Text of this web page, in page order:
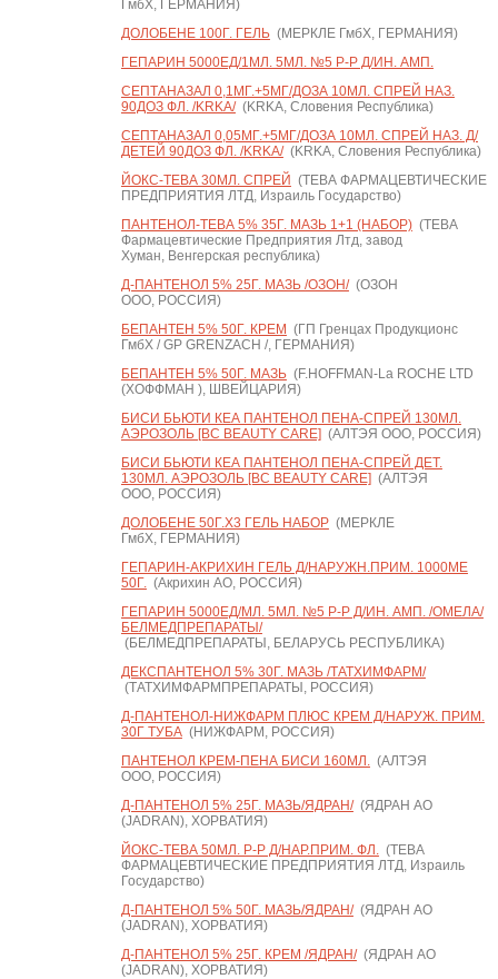
ГмбХ, ГЕРМАНИЯ)
ДОЛОБЕНЕ 100Г. ГЕЛЬ(МЕРКЛЕ ГмбХ, ГЕРМАНИЯ)
ГЕПАРИН 5000ЕД/1МЛ. 5МЛ. №5 Р-Р Д/ИН. АМП.
СЕПТАНАЗАЛ 0,1МГ.+5МГ/ДОЗА 10МЛ. СПРЕЙ НАЗ.
90ДОЗ ФЛ. /KRKA/(KRKA, Словения Республика)
СЕПТАНАЗАЛ 0,05МГ.+5МГ/ДОЗА 10МЛ. СПРЕЙ НАЗ. Д/
ДЕТЕЙ 90ДОЗ ФЛ. /KRKA/(KRKA, Словения Республика)
ЙОКС-ТЕВА 30МЛ. СПРЕЙ (ТЕВА ФАРМАЦЕВТИЧЕСКИЕ
ПРЕДПРИЯТИЯ ЛТД, Израиль Государство)
ПАНТЕНОЛ-ТЕВА 5% 35Г. МАЗЬ 1+1 (НАБОР)(ТЕВА
Фармацевтические Предприятия Лтд, завод
Хуман, Венгерская республика)
Д-ПАНТЕНОЛ 5% 25Г. МАЗЬ /ОЗОН/(ОЗОН
ООО, РОССИЯ)
БЕПАНТЕН 5% 50Г. КРЕМ (ГП Гренцах Продукционс
ГмбХ / GP GRENZACH /, ГЕРМАНИЯ)
БЕПАНТЕН 5% 50Г. МАЗЬ(F.HOFFMAN-La ROCHE LTD
(ХОФФМАН ), ШВЕЙЦАРИЯ)
БИСИ БЬЮТИ КЕА ПАНТЕНОЛ ПЕНА-СПРЕЙ 130МЛ.
АЭРОЗОЛЬ [BC BEAUTY CARE] (АЛТЭЯ ООО, РОССИЯ)
БИСИ БЬЮТИ КЕА ПАНТЕНОЛ ПЕНА-СПРЕЙ ДЕТ.
130МЛ. АЭРОЗОЛЬ [BC BEAUTY CARE] (АЛТЭЯ
ООО, РОССИЯ)
ДОЛОБЕНЕ 50Г.Х3 ГЕЛЬ НАБОР(МЕРКЛЕ
ГмбХ, ГЕРМАНИЯ)
ГЕПАРИН-АКРИХИН ГЕЛЬ Д/НАРУЖН.ПРИМ. 1000МЕ
50Г.(Акрихин АО, РОССИЯ)
ГЕПАРИН 5000ЕД/МЛ. 5МЛ. №5 Р-Р Д/ИН. АМП. /ОМЕЛА/
БЕЛМЕДПРЕПАРАТЫ/
(БЕЛМЕДПРЕПАРАТЫ, БЕЛАРУСЬ РЕСПУБЛИКА)
ДЕКСПАНТЕНОЛ 5% 30Г. МАЗЬ /ТАТХИМФАРМ/
(ТАТХИМФАРМПРЕПАРАТЫ, РОССИЯ)
Д-ПАНТЕНОЛ-НИЖФАРМ ПЛЮС КРЕМ Д/НАРУЖ. ПРИМ.
30Г ТУБА(НИЖФАРМ, РОССИЯ)
ПАНТЕНОЛ КРЕМ-ПЕНА БИСИ 160МЛ.(АЛТЭЯ
ООО, РОССИЯ)
Д-ПАНТЕНОЛ 5% 25Г. МАЗЬ/ЯДРАН/(ЯДРАН АО
(JADRAN), ХОРВАТИЯ)
ЙОКС-ТЕВА 50МЛ. Р-Р Д/НАР.ПРИМ. ФЛ.(ТЕВА
ФАРМАЦЕВТИЧЕСКИЕ ПРЕДПРИЯТИЯ ЛТД, Израиль
Государство)
Д-ПАНТЕНОЛ 5% 50Г. МАЗЬ/ЯДРАН/(ЯДРАН АО
(JADRAN), ХОРВАТИЯ)
Д-ПАНТЕНОЛ 5% 25Г. КРЕМ /ЯДРАН/(ЯДРАН АО
(JADRAN), ХОРВАТИЯ)